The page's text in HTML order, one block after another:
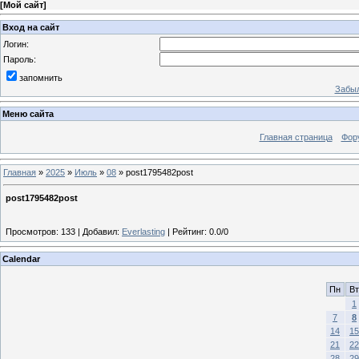
[Мой сайт]
Вход на сайт
Логин:
Пароль:
запомнить
Меню сайта
Главная страница
Главная » 2025 » Июль » 08 » post1795482post
post1795482post
Просмотров: 133 | Добавил: Everlasting | Рейтинг: 0.0/0
Calendar
Пн
Вт
1
7
8
14
15
21
22